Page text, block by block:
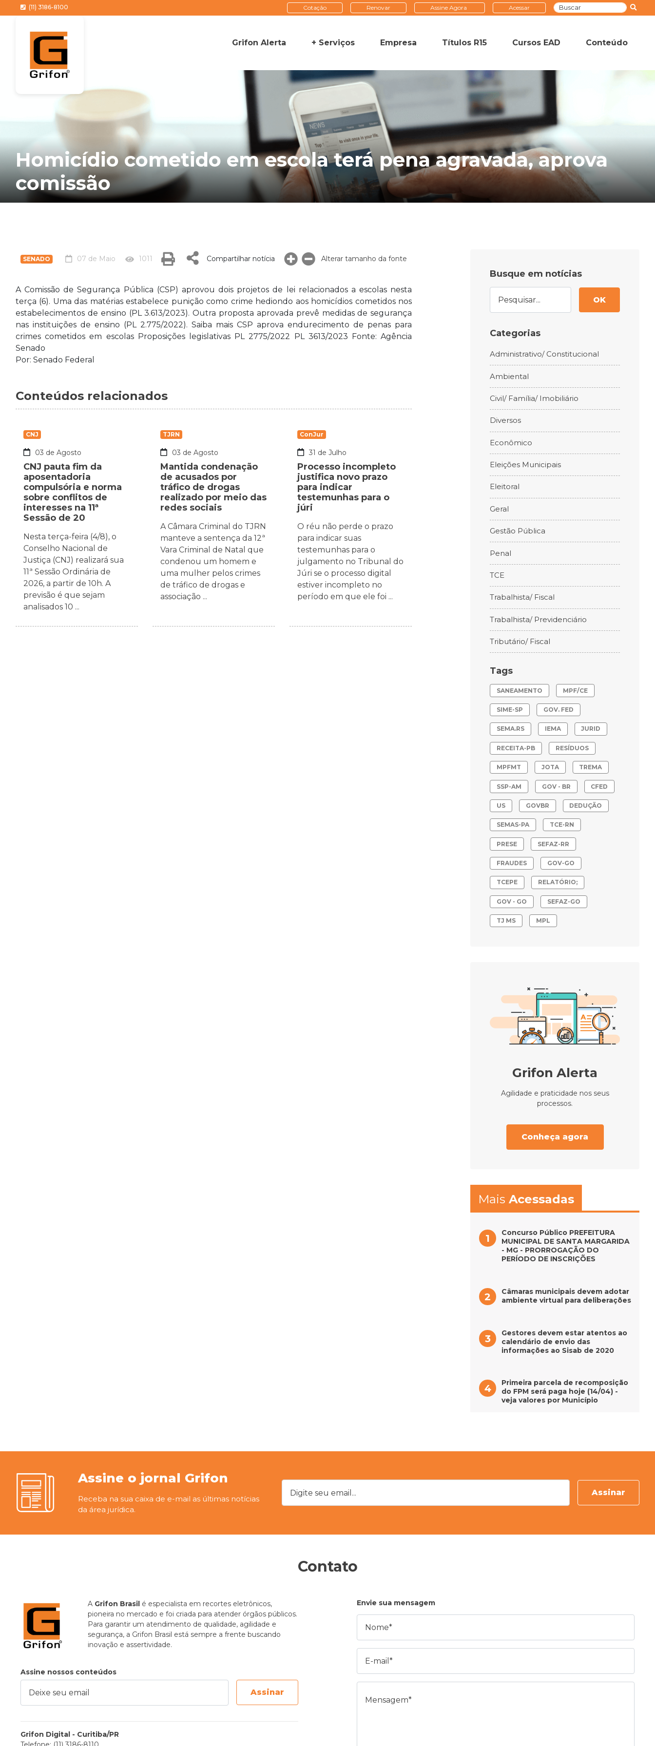
(11) 3186-8100 Cotação Renovar Assine Agora Acessar
Grifon Alerta + Serviços Empresa Títulos R15 Cursos EAD Conteúdo
Homicídio cometido em escola terá pena agravada, aprova
comissão
SENADO 07 de Maio 1011 Compartilhar notícia Alterar tamanho da fonte
A Comissão de Segurança Pública (CSP) aprovou dois projetos de lei relacionados a escolas nesta
terça (6). Uma das matérias estabelece punição como crime hediondo aos homicídios cometidos nos
estabelecimentos de ensino (PL 3.613/2023). Outra proposta aprovada prevê medidas de segurança
nas instituições de ensino (PL 2.775/2022). Saiba mais CSP aprova endurecimento de penas para
crimes cometidos em escolas Proposições legislativas PL 2775/2022 PL 3613/2023 Fonte: Agência
Senado
Por: Senado Federal
Conteúdos relacionados
CNJ
03 de Agosto
CNJ pauta fim da
aposentadoria
compulsória e norma
sobre conflitos de
interesses na 11ª
Sessão de 20
Nesta terça-feira (4/8), o
Conselho Nacional de
Justiça (CNJ) realizará sua
11ª Sessão Ordinária de
2026, a partir de 10h. A
previsão é que sejam
analisados 10 ...
TJRN
03 de Agosto
Mantida condenação
de acusados por
tráfico de drogas
realizado por meio das
redes sociais
A Câmara Criminal do TJRN
manteve a sentença da 12ª
Vara Criminal de Natal que
condenou um homem e
uma mulher pelos crimes
de tráfico de drogas e
associação ...
ConJur
31 de Julho
Processo incompleto
justifica novo prazo
para indicar
testemunhas para o
júri
O réu não perde o prazo
para indicar suas
testemunhas para o
julgamento no Tribunal do
Júri se o processo digital
estiver incompleto no
período em que ele foi ...
Busque em notícias
OK
Categorias
Administrativo/ Constitucional
Ambiental
Civil/ Família/ Imobiliário
Diversos
Econômico
Eleições Municipais
Eleitoral
Geral
Gestão Pública
Penal
TCE
Trabalhista/ Fiscal
Trabalhista/ Previdenciário
Tributário/ Fiscal
Tags
SANEAMENTO MPF/CE
SIME-SP GOV. FED
SEMA.RS IEMA JURID
RECEITA-PB RESÍDUOS
MPFMT JOTA TREMA
SSP-AM GOV - BR CFED
US GOVBR DEDUÇÃO
SEMAS-PA TCE-RN
PRESE SEFAZ-RR
FRAUDES GOV-GO
TCEPE RELATÓRIO;
GOV - GO SEFAZ-GO
TJ MS MPL
Grifon Alerta
Agilidade e praticidade nos seus
processos.
Conheça agora
Mais Acessadas
Concurso Público PREFEITURA
MUNICIPAL DE SANTA MARGARIDA
- MG - PRORROGAÇÃO DO
PERÍODO DE INSCRIÇÕES
Câmaras municipais devem adotar
ambiente virtual para deliberações
Gestores devem estar atentos ao
calendário de envio das
informações ao Sisab de 2020
Primeira parcela de recomposição
do FPM será paga hoje (14/04) -
veja valores por Município
Assine o jornal Grifon
Receba na sua caixa de e-mail as últimas notícias
da área jurídica.
Digite seu email... Assinar
Contato
A Grifon Brasil é especialista em recortes eletrônicos,
pioneira no mercado e foi criada para atender órgãos públicos.
Para garantir um atendimento de qualidade, agilidade e
segurança, a Grifon Brasil está sempre a frente buscando
inovação e assertividade.
Assine nossos conteúdos
seu email Assinar
Grifon Digital - Curitiba/PR
Envie sua mensagem